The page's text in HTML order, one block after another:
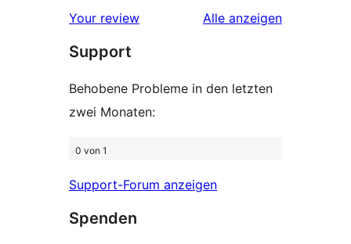
Rezensionen
Your review Alle Rezensionen
anzeigen
Support
Behobene Probleme in den letzten
zwei Monaten:
0 von 1
Support-Forum anzeigen
Spenden